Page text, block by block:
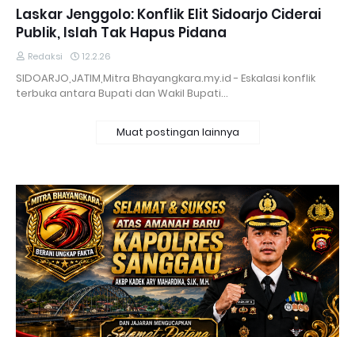
Laskar Jenggolo: Konflik Elit Sidoarjo Ciderai
Publik, Islah Tak Hapus Pidana
Redaksi 12.2.26
SIDOARJO,JATIM,Mitra Bhayangkara.my.id - Eskalasi konflik
terbuka antara Bupati dan Wakil Bupati…
Muat postingan lainnya